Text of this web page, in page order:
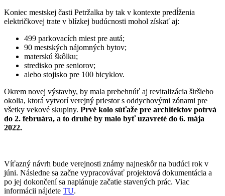
Koniec mestskej časti Petržalka by tak v kontexte predĺženia
električkovej trate v blízkej budúcnosti mohol získať aj:
499 parkovacích miest pre autá;
90 mestských nájomných bytov;
materskú škôlku;
stredisko pre seniorov;
alebo stojisko pre 100 bicyklov.
Okrem novej výstavby, by mala prebehnúť aj revitalizácia širšieho
okolia, ktorá vytvorí verejný priestor s oddychovými zónami pre
všetky vekové skupiny. Prvé kolo súťaže pre architektov potrvá
do 2. februára, a to druhé by malo byť uzavreté do 6. mája
2022.
Víťazný návrh bude verejnosti známy najneskôr na budúci rok v
júni. Následne sa začne vypracovávať projektová dokumentácia a
po jej dokončení sa naplánuje začatie stavených prác. Viac
informácii nájdete TU.